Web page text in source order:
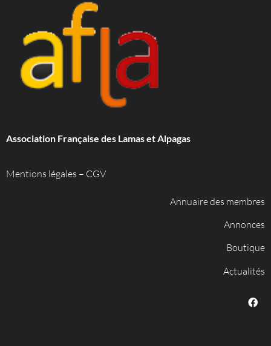
Association Française des Lamas et Alpagas
Mentions légales – CGV
Annuaire des membres
Annonces
Boutique
Actualités